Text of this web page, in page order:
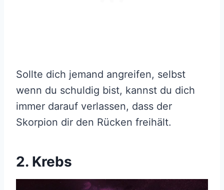
Sollte dich jemand angreifen, selbst
wenn du schuldig bist, kannst du dich
immer darauf verlassen, dass der
Skorpion dir den Rücken freihält.
2. Krebs